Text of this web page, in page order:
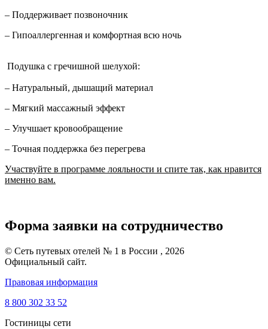
– Поддерживает позвоночник
– Гипоаллергенная и комфортная всю ночь
Подушка с гречишной шелухой:
– Натуральный, дышащий материал
– Мягкий массажный эффект
– Улучшает кровообращение
– Точная поддержка без перегрева
Участвуйте в программе лояльности и спите так, как нравится
именно вам.
Форма заявки на сотрудничество
© Сеть путевых отелей № 1 в России , 2026
Официальный сайт.
Правовая информация
8 800 302 33 52
Гостиницы сети